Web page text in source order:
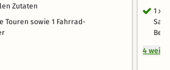
Zutaten
Touren sowie 1 Fahrrad-
1 x
4